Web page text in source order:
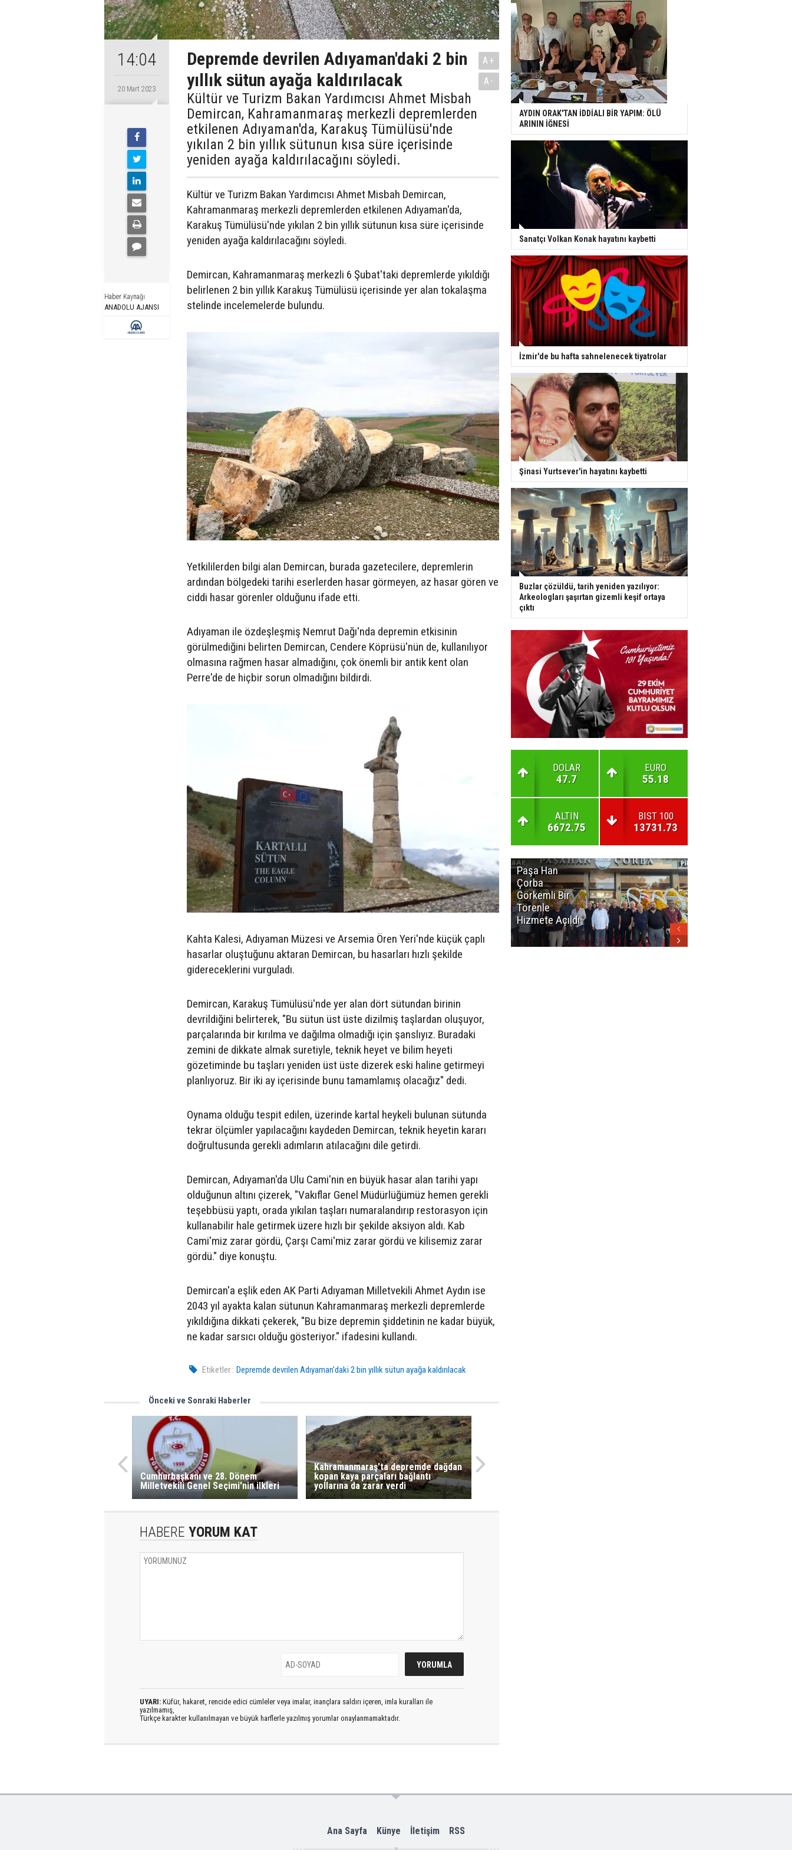
14:04
20 Mart 2023
Haber Kaynağı
ANADOLU AJANSI
Depremde devrilen Adıyaman'daki 2 bin
yıllık sütun ayağa kaldırılacak
Kültür ve Turizm Bakan Yardımcısı Ahmet Misbah
Demircan, Kahramanmaraş merkezli depremlerden
etkilenen Adıyaman'da, Karakuş Tümülüsü'nde
yıkılan 2 bin yıllık sütunun kısa süre içerisinde
yeniden ayağa kaldırılacağını söyledi.
A+
A-
Kültür ve Turizm Bakan Yardımcısı Ahmet Misbah Demircan,
Kahramanmaraş merkezli depremlerden etkilenen Adıyaman'da,
Karakuş Tümülüsü'nde yıkılan 2 bin yıllık sütunun kısa süre içerisinde
yeniden ayağa kaldırılacağını söyledi.
Demircan, Kahramanmaraş merkezli 6 Şubat'taki depremlerde yıkıldığı
belirlenen 2 bin yıllık Karakuş Tümülüsü içerisinde yer alan tokalaşma
stelinde incelemelerde bulundu.
Yetkililerden bilgi alan Demircan, burada gazetecilere, depremlerin
ardından bölgedeki tarihi eserlerden hasar görmeyen, az hasar gören ve
ciddi hasar görenler olduğunu ifade etti.
Adıyaman ile özdeşleşmiş Nemrut Dağı'nda depremin etkisinin
görülmediğini belirten Demircan, Cendere Köprüsü'nün de, kullanılıyor
olmasına rağmen hasar almadığını, çok önemli bir antik kent olan
Perre'de de hiçbir sorun olmadığını bildirdi.
Kahta Kalesi, Adıyaman Müzesi ve Arsemia Ören Yeri'nde küçük çaplı
hasarlar oluştuğunu aktaran Demircan, bu hasarları hızlı şekilde
gidereceklerini vurguladı.
Demircan, Karakuş Tümülüsü'nde yer alan dört sütundan birinin
devrildiğini belirterek, "Bu sütun üst üste dizilmiş taşlardan oluşuyor,
parçalarında bir kırılma ve dağılma olmadığı için şanslıyız. Buradaki
zemini de dikkate almak suretiyle, teknik heyet ve bilim heyeti
gözetiminde bu taşları yeniden üst üste dizerek eski haline getirmeyi
planlıyoruz. Bir iki ay içerisinde bunu tamamlamış olacağız" dedi.
Oynama olduğu tespit edilen, üzerinde kartal heykeli bulunan sütunda
tekrar ölçümler yapılacağını kaydeden Demircan, teknik heyetin kararı
doğrultusunda gerekli adımların atılacağını dile getirdi.
Demircan, Adıyaman'da Ulu Cami'nin en büyük hasar alan tarihi yapı
olduğunun altını çizerek, "Vakıflar Genel Müdürlüğümüz hemen gerekli
teşebbüsü yaptı, orada yıkılan taşları numaralandırıp restorasyon için
kullanabilir hale getirmek üzere hızlı bir şekilde aksiyon aldı. Kab
Cami'miz zarar gördü, Çarşı Cami'miz zarar gördü ve kilisemiz zarar
gördü." diye konuştu.
Demircan'a eşlik eden AK Parti Adıyaman Milletvekili Ahmet Aydın ise
2043 yıl ayakta kalan sütunun Kahramanmaraş merkezli depremlerde
yıkıldığına dikkati çekerek, "Bu bize depremin şiddetinin ne kadar büyük,
ne kadar sarsıcı olduğu gösteriyor." ifadesini kullandı.
Etiketler : Depremde devrilen Adıyaman'daki 2 bin yıllık sütun ayağa kaldırılacak
Önceki ve Sonraki Haberler
Cumhurbaşkanı ve 28. Dönem
Milletvekili Genel Seçimi'nin ilkleri
Kahramanmaraş'ta depremde dağdan
kopan kaya parçaları bağlantı
yollarına da zarar verdi
HABERE YORUM KAT
UYARI: Küfür, hakaret, rencide edici cümleler veya imalar, inançlara saldırı içeren, imla kuralları ile
yazılmamış,
Türkçe karakter kullanılmayan ve büyük harflerle yazılmış yorumlar onaylanmamaktadır.
AYDIN ORAK'TAN İDDİALI BİR YAPIM: ÖLÜ
ARININ İĞNESİ
Sanatçı Volkan Konak hayatını kaybetti
İzmir'de bu hafta sahnelenecek tiyatrolar
Şinasi Yurtsever'in hayatını kaybetti
Buzlar çözüldü, tarih yeniden yazılıyor:
Arkeologları şaşırtan gizemli keşif ortaya
çıktı
DOLAR
47.7
EURO
55.18
ALTIN
6672.75
BIST 100
13731.73
Paşa Han
Çorba
Görkemli Bir
Törenle
Hizmete Açıldı
Ana Sayfa Künye İletişim RSS